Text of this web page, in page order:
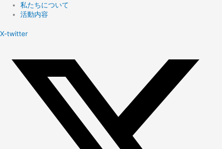
私たちについて
活動内容
X-twitter